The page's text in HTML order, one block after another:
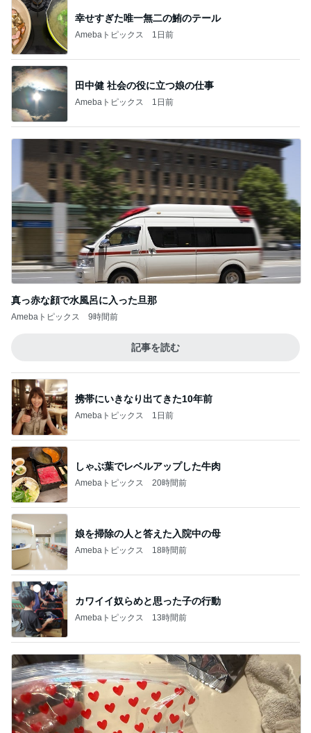
幸せすぎた唯一無二の鮪のテール
Amebaトピックス 1日前
田中健 社会の役に立つ娘の仕事
Amebaトピックス 1日前
真っ赤な顔で水風呂に入った旦那
Amebaトピックス 9時間前
記事を読む
携帯にいきなり出てきた10年前
Amebaトピックス 1日前
しゃぶ葉でレベルアップした牛肉
Amebaトピックス 20時間前
娘を掃除の人と答えた入院中の母
Amebaトピックス 18時間前
カワイイ奴らめと思った子の行動
Amebaトピックス 13時間前